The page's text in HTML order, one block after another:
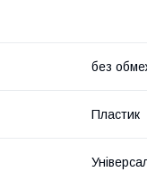
без
Пластик